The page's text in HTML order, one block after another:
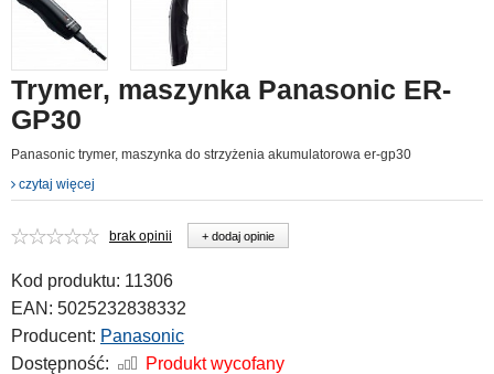
Trymer, maszynka Panasonic ER-
GP30
Panasonic trymer, maszynka do strzyżenia akumulatorowa er-gp30
czytaj więcej
brak opinii + dodaj opinie
Kod produktu: 11306
EAN: 5025232838332
Producent: Panasonic
Dostępność:
Produkt wycofany